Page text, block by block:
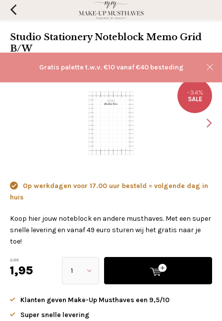
Gratis palette t.w.v. €10 vanaf €40 besteding
Studio Stationery Noteblock Memo Grid
B/W
-34%
SALE
Op werkdagen voor 17.00 uur besteld = volgende dag in
huis
Koop hier jouw noteblock en andere musthaves. Met een super
snelle levering en vanaf 49 euro sturen wij het gratis naar je
toe!
2,95
1,95
Klanten geven Make-Up Musthaves een 9,5/10
Super snelle levering